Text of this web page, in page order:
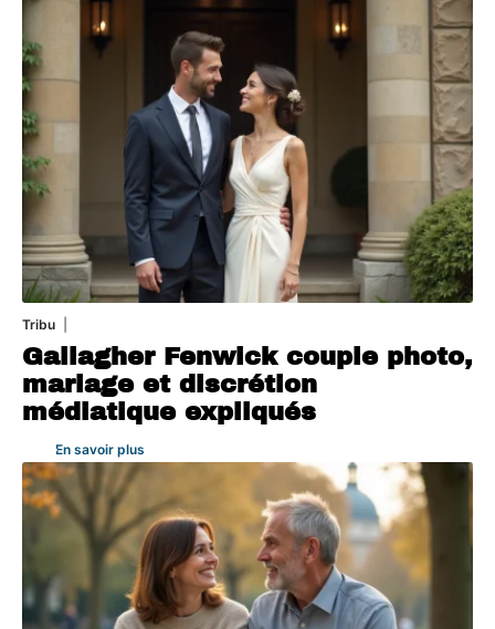
Tribu
Gallagher Fenwick couple photo,
mariage et discrétion
médiatique expliqués
En savoir plus